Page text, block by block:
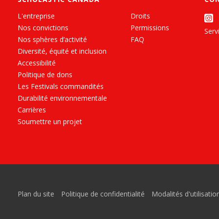
L'entreprise
Nos convictions
Nos sphères d’activité
Diversité, équité et inclusion
Accessibilité
Politique de dons
Les Festivals commandités
Durabilité environnementale
Carrières
Soumettre un projet
Droits
Permissions
FAQ
Plan du site Politique de confidentialité Modalités